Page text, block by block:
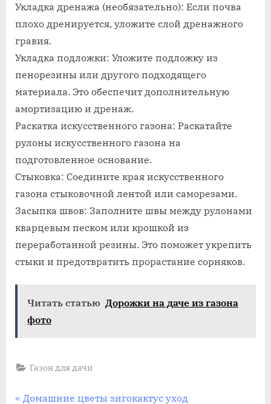
Укладка дренажа (необязательно): Если почва
плохо дренируется, уложите слой дренажного
гравия.
Укладка подложки: Уложите подложку из
пенорезины или другого подходящего
материала. Это обеспечит дополнительную
амортизацию и дренаж.
Раскатка искусственного газона: Раскатайте
рулоны искусственного газона на
подготовленное основание.
Стыковка: Соедините края искусственного
газона стыковочной лентой или саморезами.
Засыпка швов: Заполните швы между рулонами
кварцевым песком или крошкой из
переработанной резины. Это поможет укрепить
стыки и предотвратить прорастание сорняков.
Читать статью Дорожки на даче из газона
фото
Газон для дачи
П
Домашние цветы зигокактус уход